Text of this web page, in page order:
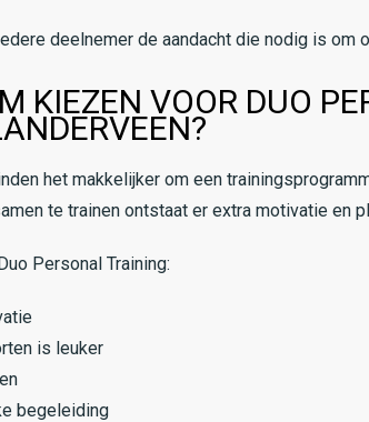
deelnemer de aandacht die nodig is om
KIEZEN VOOR DUO
het makkelijker om een
te trainen ontstaat er extra motivatie en
Personal Training:
is leuker
begeleiding